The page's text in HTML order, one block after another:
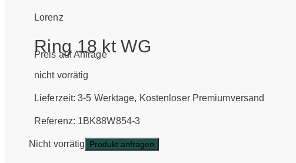
Lorenz
Ring 18 kt WG
Preis auf Anfrage
nicht vorrätig
Lieferzeit:3-5 Werktage, Kostenloser Premiumversand
Referenz: 1BK88W854-3
Nicht vorrätig Produkt anfragen